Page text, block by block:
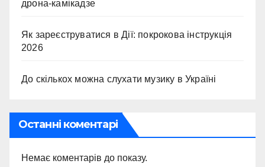
дрона-камікадзе
Як зареєструватися в Дії: покрокова інструкція
2026
До скількох можна слухати музику в Україні
Останні коментарі
Немає коментарів до показу.